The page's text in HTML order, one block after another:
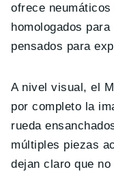
ofrece
homologados
pensados para
A nivel visual, el
por completo la
rueda
múltiples piezas
dejan claro que